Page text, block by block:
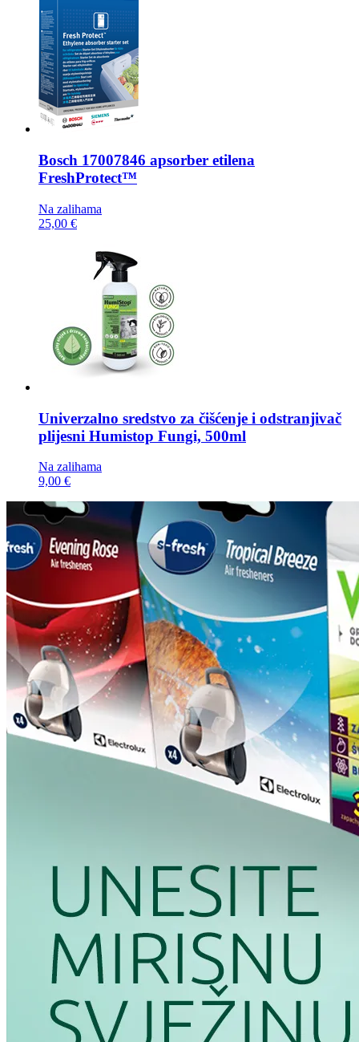
Bosch 17007846 apsorber etilena
FreshProtect™
Na zalihama
25,00 €
Univerzalno sredstvo za čišćenje i odstranjivač
plijesni Humistop Fungi, 500ml
Na zalihama
9,00 €